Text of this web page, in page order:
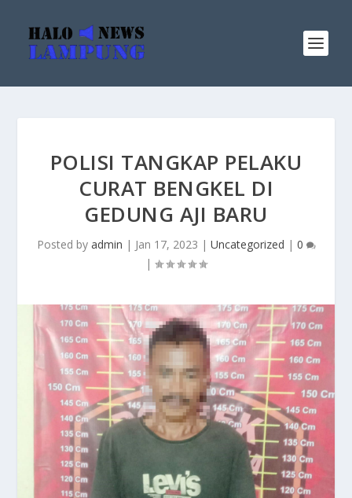
POLISI TANGKAP PELAKU
CURAT BENGKEL DI
GEDUNG AJI BARU
Posted by admin | Jan 17, 2023 | Uncategorized | 0
|